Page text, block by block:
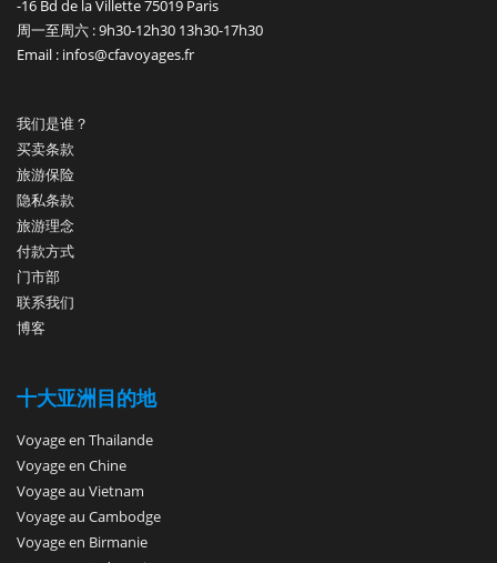
-16 Bd de la Villette 75019 Paris
周一至周六 : 9h30-12h30 13h30-17h30
Email : infos@cfavoyages.fr
我们是谁？
买卖条款
旅游保险
隐私条款
旅游理念
付款方式
门市部
联系我们
博客
十大亚洲目的地
Voyage en Thailande
Voyage en Chine
Voyage au Vietnam
Voyage au Cambodge
Voyage en Birmanie